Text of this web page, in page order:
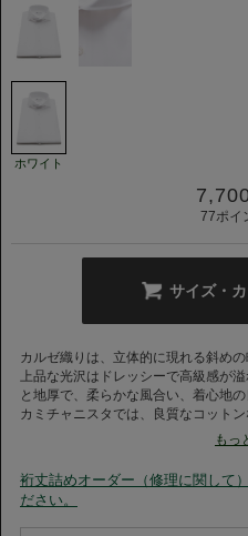
ホワイト
77ポイ
サイズ・
カルゼ織りは、立体的に現れる斜めの
上品な光沢はドレッシーで高級感が
と地厚で、柔らかな風合い、着心地の
カミチャニスタでは、良質なコット
シワになりにくく、アイロンがけが非
ホリゾンタルカラーはイタリアで人
ネクタイを締めたスタイルに加え、
たスタイルもおすすめ。オールシー
もっ
裄丈詰めオーダー（修理に関して
ださい。